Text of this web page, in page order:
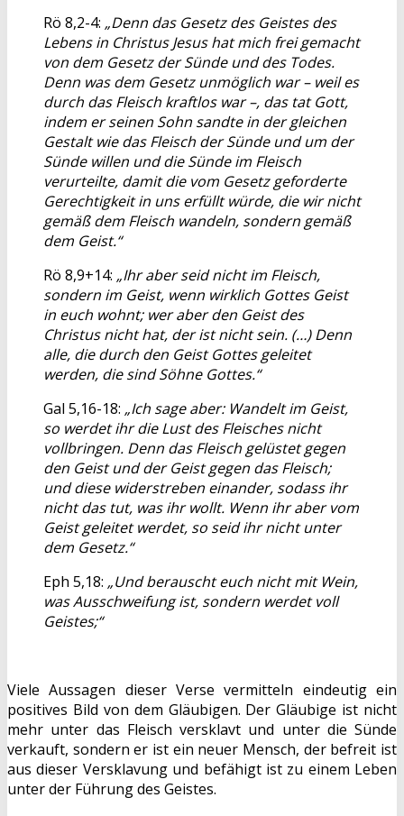
Rö 8,2-4: „Denn das Gesetz des Geistes des
Lebens in Christus Jesus hat mich frei gemacht
von dem Gesetz der Sünde und des Todes.
Denn was dem Gesetz unmöglich war – weil es
durch das Fleisch kraftlos war –, das tat Gott,
indem er seinen Sohn sandte in der gleichen
Gestalt wie das Fleisch der Sünde und um der
Sünde willen und die Sünde im Fleisch
verurteilte, damit die vom Gesetz geforderte
Gerechtigkeit in uns erfüllt würde, die wir nicht
gemäß dem Fleisch wandeln, sondern gemäß
dem Geist.“
Rö 8,9+14: „Ihr aber seid nicht im Fleisch,
sondern im Geist, wenn wirklich Gottes Geist
in euch wohnt; wer aber den Geist des
Christus nicht hat, der ist nicht sein. (…) Denn
alle, die durch den Geist Gottes geleitet
werden, die sind Söhne Gottes.“
Gal 5,16-18: „Ich sage aber: Wandelt im Geist,
so werdet ihr die Lust des Fleisches nicht
vollbringen. Denn das Fleisch gelüstet gegen
den Geist und der Geist gegen das Fleisch;
und diese widerstreben einander, sodass ihr
nicht das tut, was ihr wollt. Wenn ihr aber vom
Geist geleitet werdet, so seid ihr nicht unter
dem Gesetz.“
Eph 5,18: „Und berauscht euch nicht mit Wein,
was Ausschweifung ist, sondern werdet voll
Geistes;“
Viele Aussagen dieser Verse vermitteln eindeutig ein
positives Bild von dem Gläubigen. Der Gläubige ist nicht
mehr unter das Fleisch versklavt und unter die Sünde
verkauft, sondern er ist ein neuer Mensch, der befreit ist
aus dieser Versklavung und befähigt ist zu einem Leben
unter der Führung des Geistes.